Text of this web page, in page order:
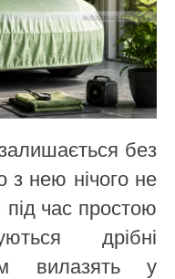
без
з нею нічого не
під час простою
дрібні
вилазять у